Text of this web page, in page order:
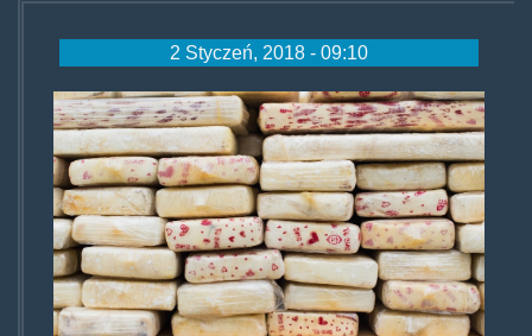
2 Styczeń, 2018 - 09:10
spain-
cocaine-
seizure.jpg